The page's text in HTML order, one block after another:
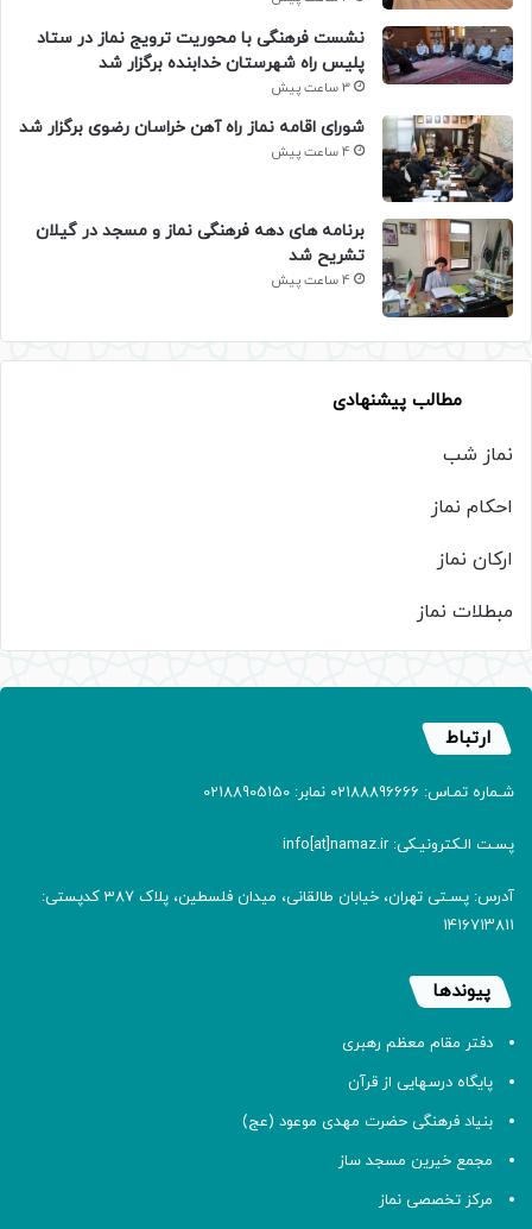
نشست فرهنگی با محوریت ترویج نماز در ستاد
پلیس راه شهرستان خدابنده برگزار شد
3 ساعت پیش
شورای اقامه نماز راه آهن خراسان رضوی برگزار شد
4 ساعت پیش
برنامه های دهه فرهنگی نماز و مسجد در گیلان
تشریح شد
4 ساعت پیش
مطالب پیشنهادی
نماز شب
احکام نماز
ارکان نماز
مبطلات نماز
ارتباط
شـماره تمـاس: 02188896666 نمابر: 02188905150
پسـت الـکترونیـکی: info[at]namaz.ir
آدرس: پسـتی تهران، خیابان طالقانی، میدان فلسطین، پلاک 387 کدپستی:
۱۴۱۶۷۱۳۸۱۱
پیوندها
دفتر مقام معظم رهبری
پایگاه درسهایی از قرآن
بنیاد فرهنگی حضرت مهدی موعود (عج)
مجمع خیرین مسجد ساز
مرکز تخصصی نماز